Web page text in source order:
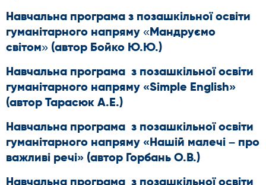
Навчальна програма з позашкільної освіти
гуманітарного напряму «Мандруємо
світом» (автор Бойко Ю.Ю.)
Навчальна програма з позашкільної освіти
гуманітарного напряму «Simple English»
(автор Тарасюк А.Е.)
Навчальна програма з позашкільної освіти
гуманітарного напряму «Нашій малечі – про
важливі речі» (автор Горбань О.В.)
Навчальна програма з позашкільної освіти